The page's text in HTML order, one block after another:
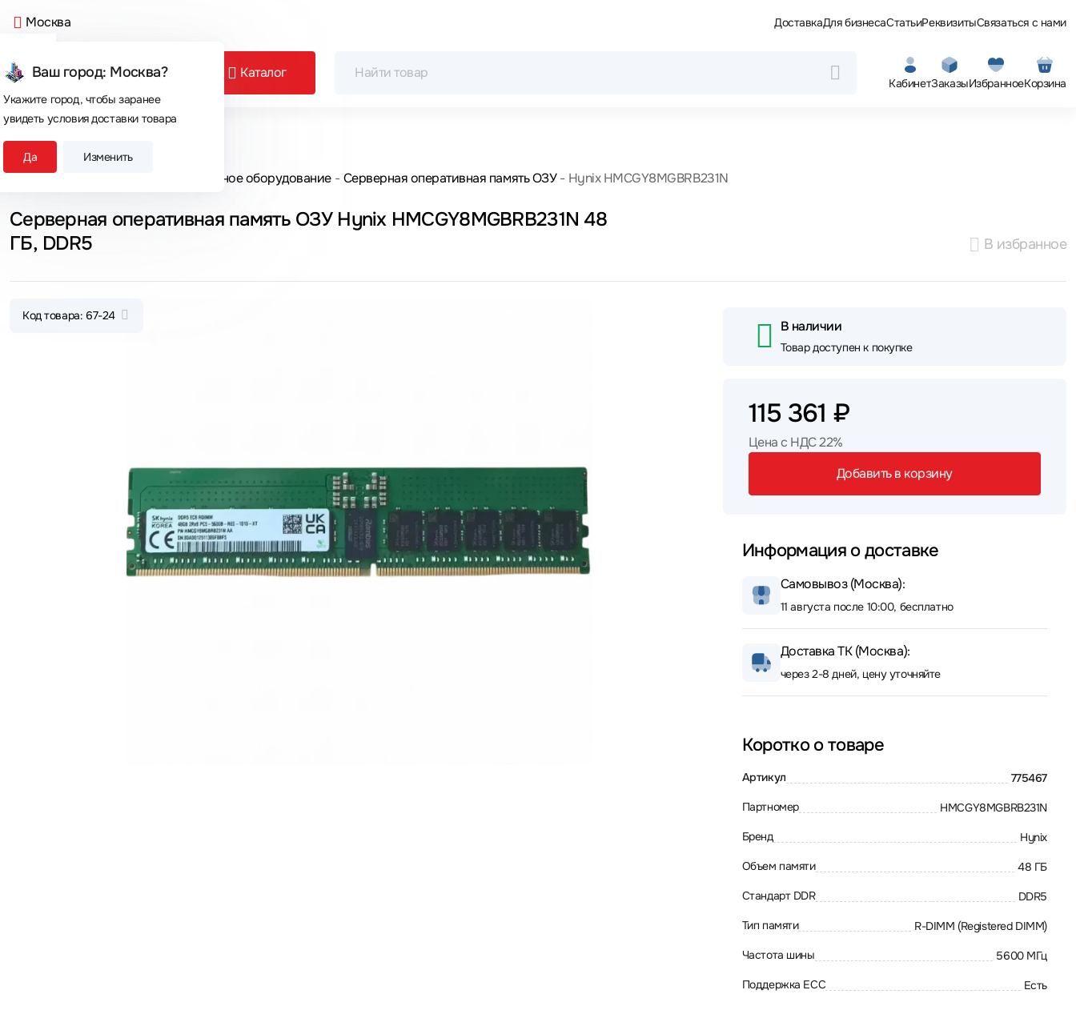
Москва
Ваш город: Москва?
Укажите город, чтобы заранее
увидеть условия доставки товара
Да Изменить
ДоставкаДля бизнесаСтатьиРеквизитыСвязаться с нами
Каталог
КабинетЗаказыИзбранноеКорзина
Сегодня покупают
Главная Серверное оборудование Серверная оперативная память ОЗУ Hynix HMCGY8MGBRB231N
Серверная оперативная память ОЗУ Hynix HMCGY8MGBRB231N 48
ГБ, DDR5
В избранное
Код товара: 67-24
В наличии
Товар доступен к покупке
115 361 ₽
Цена с НДС 22%
Добавить в корзину
Информация о доставке
Самовывоз (Москва):
11 августа после 10:00, бесплатно
Доставка ТК (Москва):
через 2-8 дней, цену уточняйте
Коротко о товаре
Артикул 775467
Партномер HMCGY8MGBRB231N
Бренд Hynix
Объем памяти 48 ГБ
Стандарт DDR DDR5
Тип памяти R-DIMM (Registered DIMM)
Частота шины 5600 МГц
Поддержка ECC Есть